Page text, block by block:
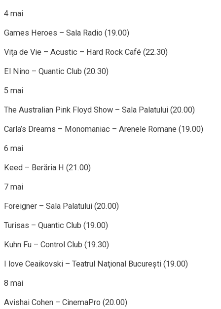
4 mai
Games Heroes – Sala Radio (19.00)
Viţa de Vie – Acustic – Hard Rock Café (22.30)
El Nino – Quantic Club (20.30)
5 mai
The Australian Pink Floyd Show – Sala Palatului (20.00)
Carla’s Dreams – Monomaniac – Arenele Romane (19.00)
6 mai
Keed – Berăria H (21.00)
7 mai
Foreigner – Sala Palatului (20.00)
Turisas – Quantic Club (19.00)
Kuhn Fu – Control Club (19.30)
I love Ceaikovski – Teatrul Naţional Bucureşti (19.00)
8 mai
Avishai Cohen – CinemaPro (20.00)